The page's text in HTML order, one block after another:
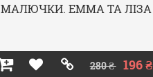
МАЛЮЧКИ. ЕММА ТА ЛІЗА
280 ₴ 196 ₴